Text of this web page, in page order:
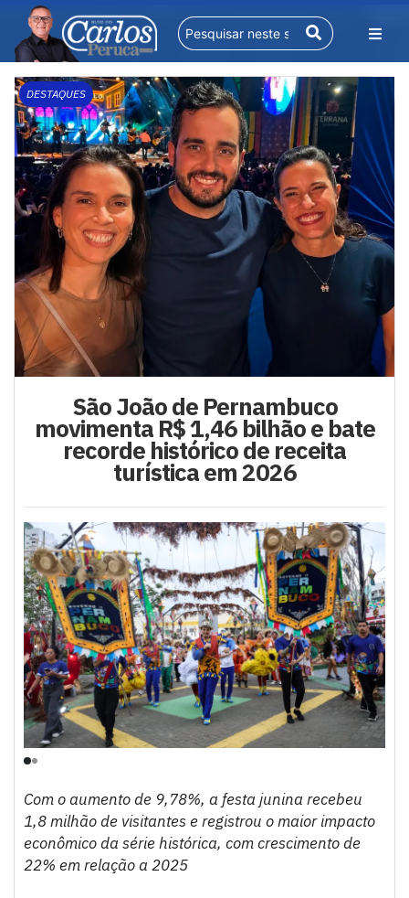
DESTAQUES
São João de Pernambuco
movimenta R$ 1,46 bilhão e bate
recorde histórico de receita
turística em 2026
Com o aumento de 9,78%, a festa junina recebeu
1,8 milhão de visitantes e registrou o maior impacto
econômico da série histórica, com crescimento de
22% em relação a 2025